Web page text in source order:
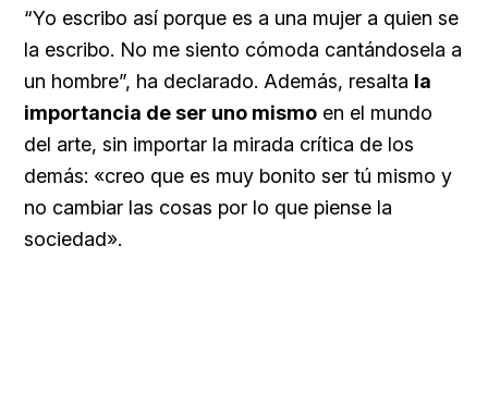
“Yo escribo así porque es a una mujer a quien se
la escribo. No me siento cómoda cantándosela a
un hombre”, ha declarado. Además, resalta la
importancia de ser uno mismo en el mundo
del arte, sin importar la mirada crítica de los
demás: «creo que es muy bonito ser tú mismo y
no cambiar las cosas por lo que piense la
sociedad».